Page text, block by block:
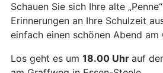
Schauen Sie sich Ihre alte
Erinnerungen an Ihre Schulzeit
einfach einen schönen Abend am
Los geht es um 18.00 Uhr auf